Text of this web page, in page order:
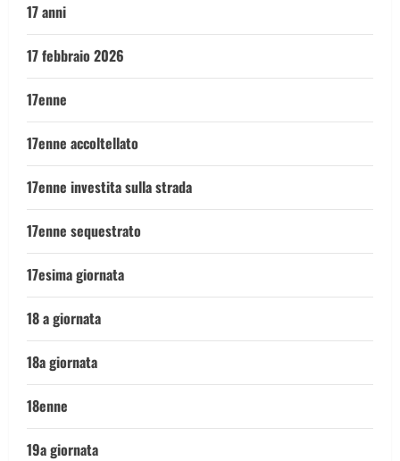
17 anni
17 febbraio 2026
17enne
17enne accoltellato
17enne investita sulla strada
17enne sequestrato
17esima giornata
18 a giornata
18a giornata
18enne
19a giornata